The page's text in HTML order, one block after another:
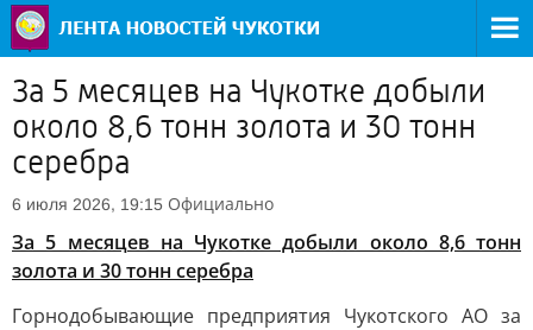
За 5 месяцев на Чукотке добыли
около 8,6 тонн золота и 30 тонн
серебра
6 июля 2026, 19:15 Официально
За 5 месяцев на Чукотке добыли около 8,6 тонн
золота и 30 тонн серебра
Горнодобывающие предприятия Чукотского АО за